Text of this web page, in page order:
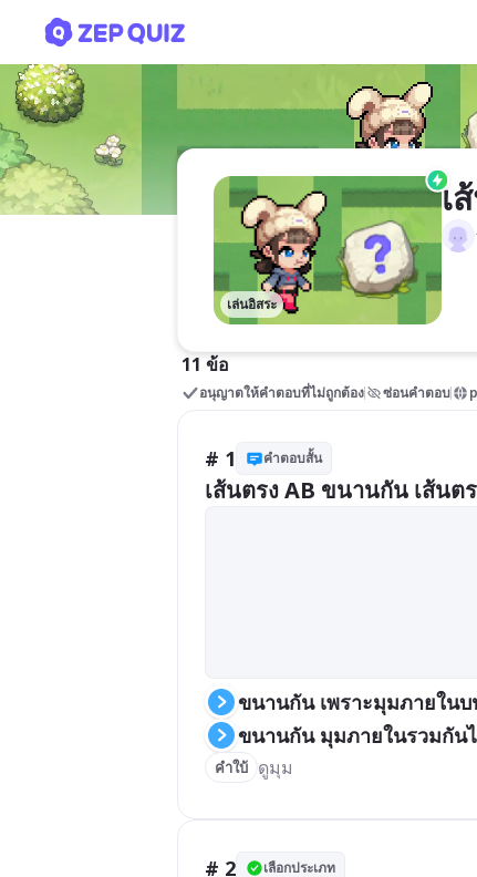
เล่นอิสระ
เ
11 ข้อ
อนุญาตให้คำตอบที่ไม่ถูกต้อง ซ่อนคำตอบ
# 1 คำตอบสั้น
เส้นตรง AB ขนานกัน เส้นต
ขนานกัน เพราะมุมภายใน
ขนานกัน มุมภายในรวมกัน
คำใบ้ ดูมุม
# 2 เลือกประเภท